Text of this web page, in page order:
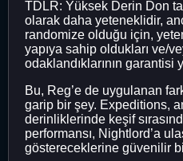
TDLR: Yüksek Derin Don
olarak daha yeteneklidir,
randomize olduğu için,
yapıya sahip oldukları ve/
odaklandıklarının garantisi
Bu, Reg’e de uygulanan
garip bir şey. Expeditions,
derinliklerinde keşif
performansı, Nightlord’a
göstereceklerine güvenilir